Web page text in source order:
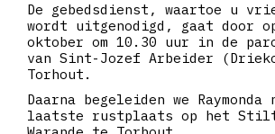
De gebedsdienst, waartoe u
wordt uitgenodigd, gaat door op
oktober om 10.30 uur in de
van Sint-Jozef Arbeider
Torhout.
Daarna begeleiden we Raymonda
laatste rustplaats op het